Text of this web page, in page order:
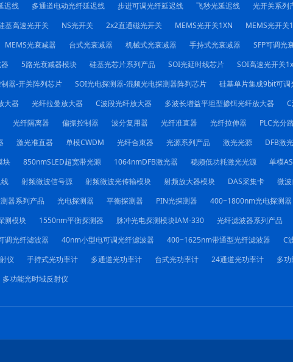
迟线
多通道电动光纤延迟线 步进可调光纤延迟线 飞秒光延迟线 光开关系列
基高速光开关
NS光开关 2x2直通磁光开关 MEMS光开关1XN MEMS光开关
MEMS光衰减器
台式光衰减器 机械式光衰减器 手持式光衰减器 SFP可调光
5路光衰减器模块 硅基光芯片系列产品 SOI光延时线芯片 SOI高速光开关
器-开关阵列芯片
SOI光电探测器-混频光电探测器阵列芯片 硅基单片集成9bit可调
大器
光纤拉曼放大器 C波段光纤放大器 多波长增益平坦型掺铒光纤放大器
光纤隔离器
偏振控制器 波分复用器 光纤准直器 光纤拉伸器 PLC光分
激光准直器 单模CWDM 光纤合束器 光源系列产品 激光光源 DFB激
块
850nmSLED超宽带光源 1064nmDFB激光器 稳频低功耗激光光源 单模
射频微波信号源 射频微波光传输模块 射频放大器模块 DAS采集卡 微
器系列产品
光电探测器 平衡探测器 PIN光探测器 400~1800nm光电探测器
测模块
1550nm平衡探测器 脉冲光电探测模块IAM-330 光纤滤波器系列产品
调光纤滤波器
40nm小型电可调光纤滤波器 400~1625nm带通型光纤滤波器 C
仪
手持式光功率计 多通道光功率计 台式光功率计 24通道光功率计 多
多功能光时域反射仪